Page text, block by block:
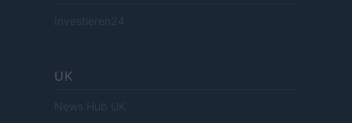
Investieren24
UK
News Hub UK